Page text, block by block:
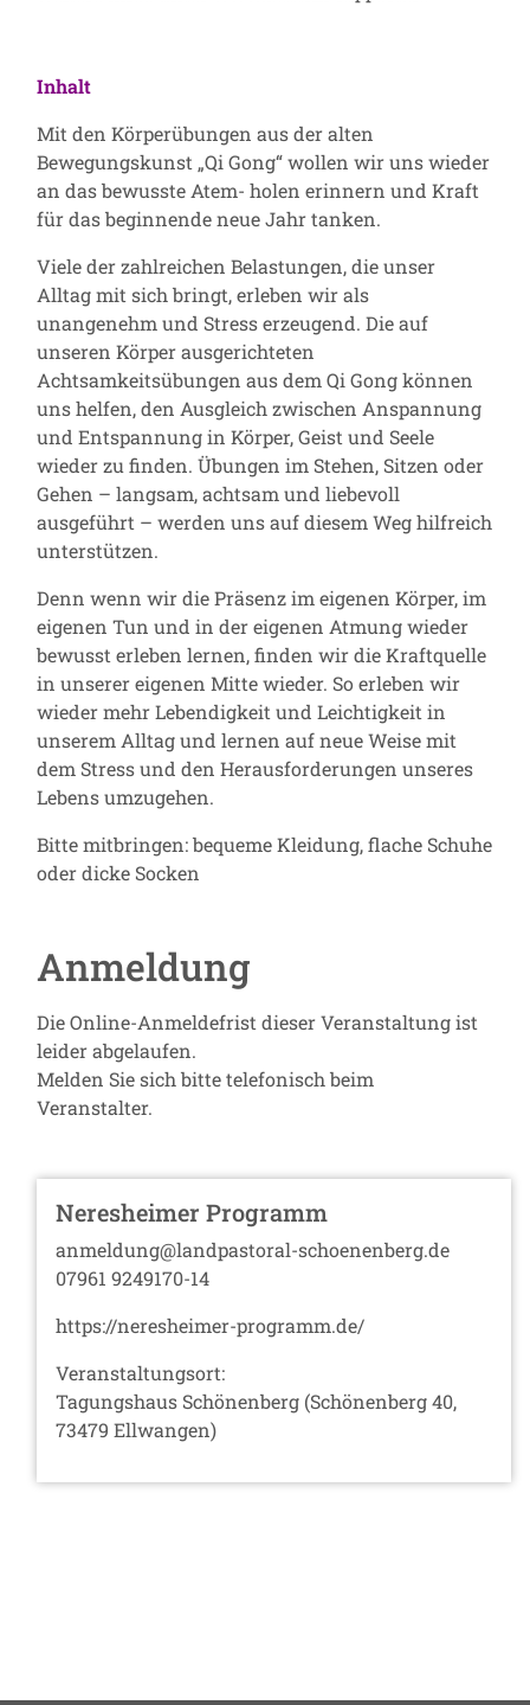
Inhalt
Mit den Körperübungen aus der alten
Bewegungskunst „Qi Gong“ wollen wir uns wieder
an das bewusste Atem- holen erinnern und Kraft
für das beginnende neue Jahr tanken.
Viele der zahlreichen Belastungen, die unser
Alltag mit sich bringt, erleben wir als
unangenehm und Stress erzeugend. Die auf
unseren Körper ausgerichteten
Achtsamkeitsübungen aus dem Qi Gong können
uns helfen, den Ausgleich zwischen Anspannung
und Entspannung in Körper, Geist und Seele
wieder zu finden. Übungen im Stehen, Sitzen oder
Gehen – langsam, achtsam und liebevoll
ausgeführt – werden uns auf diesem Weg hilfreich
unterstützen.
Denn wenn wir die Präsenz im eigenen Körper, im
eigenen Tun und in der eigenen Atmung wieder
bewusst erleben lernen, finden wir die Kraftquelle
in unserer eigenen Mitte wieder. So erleben wir
wieder mehr Lebendigkeit und Leichtigkeit in
unserem Alltag und lernen auf neue Weise mit
dem Stress und den Herausforderungen unseres
Lebens umzugehen.
Bitte mitbringen: bequeme Kleidung, flache Schuhe
oder dicke Socken
Anmeldung
Die Online-Anmeldefrist dieser Veranstaltung ist
leider abgelaufen.
Melden Sie sich bitte telefonisch beim
Veranstalter.
Neresheimer Programm
anmeldung@landpastoral-schoenenberg.de
07961 9249170-14
https://neresheimer-programm.de/
Veranstaltungsort:
Tagungshaus Schönenberg (Schönenberg 40,
73479 Ellwangen)